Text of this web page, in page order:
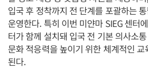
입국 후 정착까지 전 단계를 포괄하는
운영한다. 특히 이번 미얀마 SIEG 센터
터가 함께 설치돼 입국 전 기본 의사소
문화 적응력을 높이기 위한 체계적인
된다.